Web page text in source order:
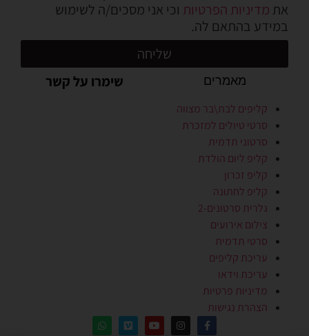
את מדיניות הפרטיות וכי אני מסכים/ה לשימוש
במידע בהתאם לה.
שליחה
מאמרים
קליפים לבת\בר מצווה
סרטי טיולים למזכרת
סרטוני תדמית
קליפ ליום הולדת
קליפ זכרון
קליפ לחתונה
גלרית סרטונים-2
צילום אירועים
סרטי תדמית
עריכת קליפים
עריכת וידאו
מדיניות פרטיות
הצהרת נגישות
שימרו על קשר